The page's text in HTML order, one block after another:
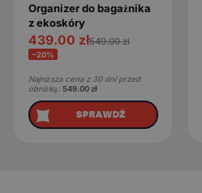
Organizer do bagażnika
z ekoskóry
439.00 zł549.00zł
−20%
Najniższa cena z 30 dni przed
obniżką: 549.00zł
SPRAWDŹ